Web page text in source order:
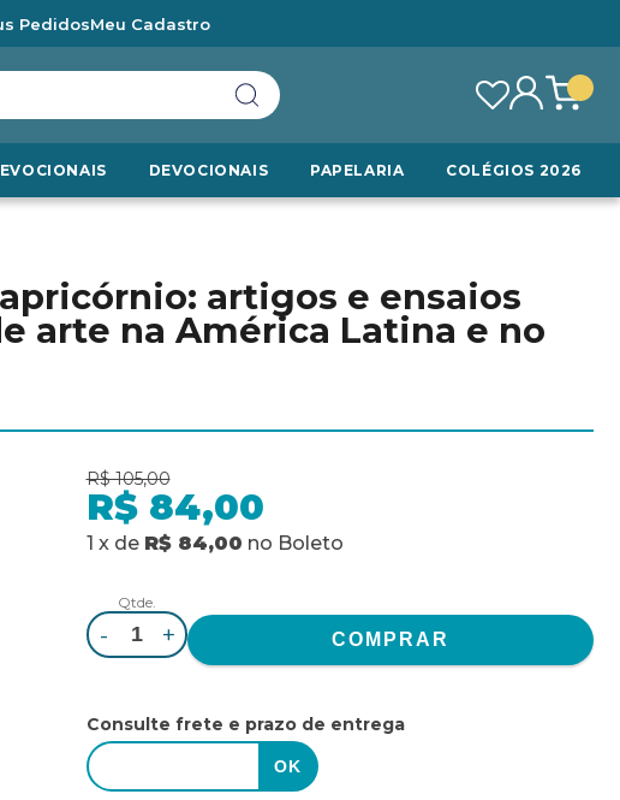
PedidosMeu Cadastro
DEVOCIONAIS PAPELARIA COLÉGIOS 2026
artigos e ensaios
arte na América Latina e no
R$ 105,00
R$ 84,00
1 x de R$ 84,00 no Boleto
Qtde.
- +
Consulte frete e prazo de entrega